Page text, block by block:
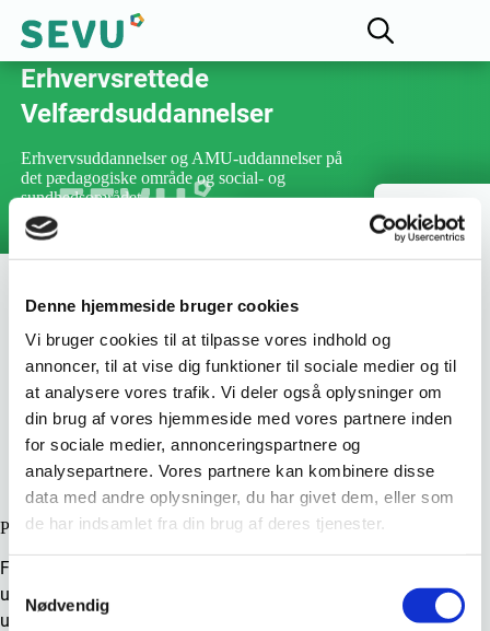
Denne hjemmeside bruger cookies
Vi bruger cookies til at tilpasse vores indhold og
annoncer, til at vise dig funktioner til sociale medier og til
at analysere vores trafik. Vi deler også oplysninger om
din brug af vores hjemmeside med vores partnere inden
for sociale medier, annonceringspartnere og
analysepartnere. Vores partnere kan kombinere disse
data med andre oplysninger, du har givet dem, eller som
de har indsamlet fra din brug af deres tjenester.
Nødvendig
Fællesudvalget for
Erhvervsrettede
Velfærdsuddannelser
Erhvervsuddannelser og AMU-uddannelser på
det pædagogiske område og social- og
sundhedsområdet
Uddannelsesordningerne for FEVU's
uddannelser er nu godkendt
Uddannelsesordningerne for pædagogisk assistent,
social- og sundhedsassist og social- og sundhedshjælper
er nu godkendt, og træder i kraft 1. august 2026.
Pdf-versioner af uddannelsesordningerne kan findespå denne side
Følgende indhold, som tidligere har fremgået af
uddannelsesbekendtgørelserne, er flyttet til
uddannelsesordningerne: